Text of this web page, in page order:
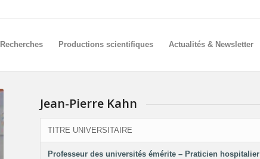
Recherches Productions scientifiques Actualités & Newsletter
Jean-Pierre Kahn
TITRE UNIVERSITAIRE
Professeur des universités émérite – Praticien hospitalier